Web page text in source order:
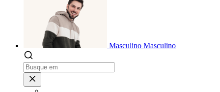
Masculino Masculino